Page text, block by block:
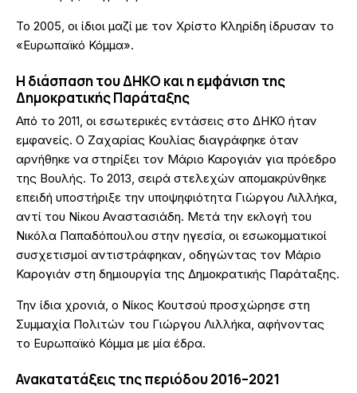
Το 2005, οι ίδιοι μαζί με τον Χρίστο Κληρίδη ίδρυσαν το
«Ευρωπαϊκό Κόμμα».
Η διάσπαση του ΔΗΚΟ και η εμφάνιση της
Δημοκρατικής Παράταξης
Από το 2011, οι εσωτερικές εντάσεις στο ΔΗΚΟ ήταν
εμφανείς. Ο Ζαχαρίας Κουλίας διαγράφηκε όταν
αρνήθηκε να στηρίξει τον Μάριο Καρογιάν για πρόεδρο
της Βουλής. Το 2013, σειρά στελεχών απομακρύνθηκε
επειδή υποστήριξε την υποψηφιότητα Γιώργου Λιλλήκα,
αντί του Νίκου Αναστασιάδη. Μετά την εκλογή του
Νικόλα Παπαδόπουλου στην ηγεσία, οι εσωκομματικοί
συσχετισμοί αντιστράφηκαν, οδηγώντας τον Μάριο
Καρογιάν στη δημιουργία της Δημοκρατικής Παράταξης.
Την ίδια χρονιά, ο Νίκος Κουτσού προσχώρησε στη
Συμμαχία Πολιτών του Γιώργου Λιλλήκα, αφήνοντας
το Ευρωπαϊκό Κόμμα με μία έδρα.
Ανακατατάξεις της περιόδου 2016–2021